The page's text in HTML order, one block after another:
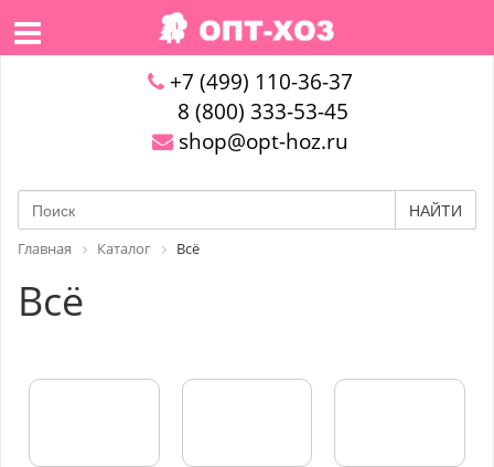
+7 (499) 110-36-37
8 (800) 333-53-45
shop@opt-hoz.ru
НАЙТИ
Главная Каталог Всё
Всё